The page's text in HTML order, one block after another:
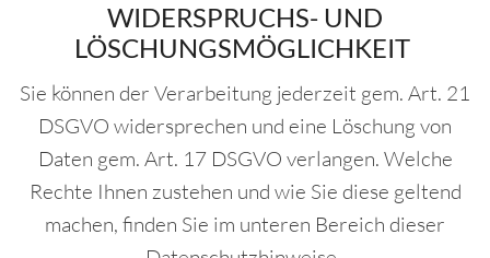
WIDERSPRUCHS- UND
LÖSCHUNGSMÖGLICHKEIT
Sie können der Verarbeitung jederzeit gem. Art. 21
DSGVO widersprechen und eine Löschung von
Daten gem. Art. 17 DSGVO verlangen. Welche
Rechte Ihnen zustehen und wie Sie diese geltend
machen, finden Sie im unteren Bereich dieser